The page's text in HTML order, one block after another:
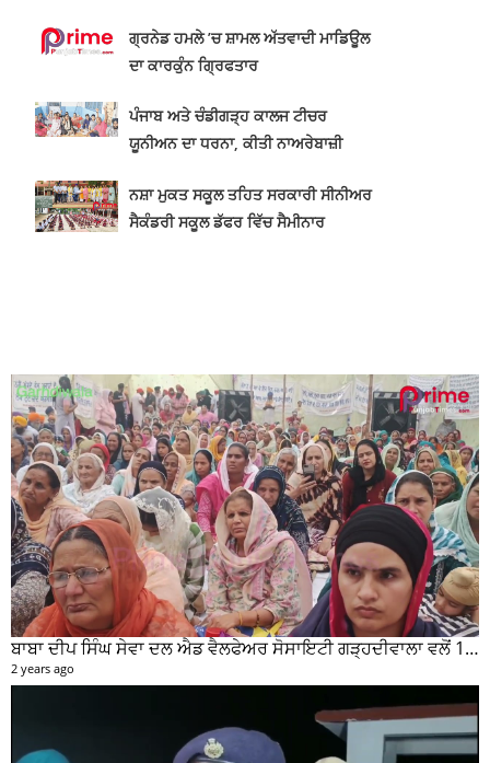
ਗ੍ਰਨੇਡ ਹਮਲੇ ’ਚ ਸ਼ਾਮਲ ਅੱਤਵਾਦੀ ਮਾਡਿਊਲ
ਦਾ ਕਾਰਕੁੰਨ ਗ੍ਰਿਫਤਾਰ
ਪੰਜਾਬ ਅਤੇ ਚੰਡੀਗੜ੍ਹ ਕਾਲਜ ਟੀਚਰ
ਯੂਨੀਅਨ ਦਾ ਧਰਨਾ, ਕੀਤੀ ਨਾਅਰੇਬਾਜ਼ੀ
ਨਸ਼ਾ ਮੁਕਤ ਸਕੂਲ ਤਹਿਤ ਸਰਕਾਰੀ ਸੀਨੀਅਰ
ਸੈਕੰਡਰੀ ਸਕੂਲ ਡੱਫਰ ਵਿੱਚ ਸੈਮੀਨਾਰ
ਬਾਬਾ ਦੀਪ ਸਿੰਘ ਸੇਵਾ ਦਲ ਐਡ ਵੈਲਫੇਅਰ ਸੋਸਾਇਟੀ ਗੜ੍ਹਦੀਵਾਲਾ ਵਲੋਂ 100 ਵਾਂ ਮਹੀਨਾਵਾਰ ਰਾਸ਼ਨ ਵੰਡ ਸਮਾਰੋਹ ਕਰਵਾਇਆ
2 years ago